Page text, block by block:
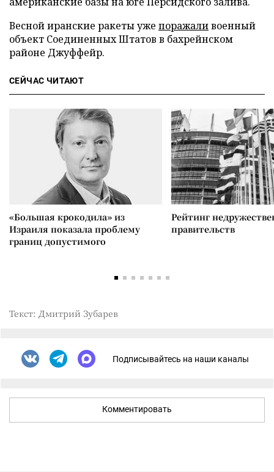
Весной иранские ракеты уже поражаливоенный
объект Соединенных Штатов в бахрейнском
районе Джуффейр.
СЕЙЧАС ЧИТАЮТ
«Большая крокодила» из
Израиля показала проблему
границ допустимого
Рейтинг
правительств
Текст: Дмитрий Зубарев
Подписывайтесь на наши каналы
Комментировать